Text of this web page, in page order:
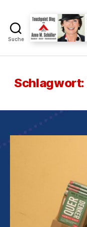
Suche
Schlagwort: